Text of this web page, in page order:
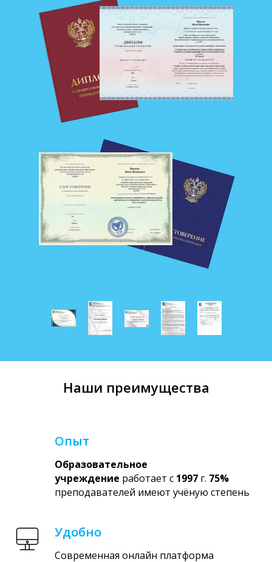
Наши преимущества
Опыт
Образовательное
учреждение работает с 1997 г. 75%
преподавателей имеют учёную степень
Удобно
Современная онлайн платформа